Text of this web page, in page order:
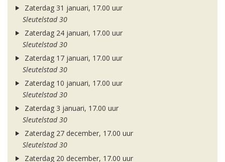
Zaterdag 31 januari, 17.00 uur
Sleutelstad 30
Zaterdag 24 januari, 17.00 uur
Sleutelstad 30
Zaterdag 17 januari, 17.00 uur
Sleutelstad 30
Zaterdag 10 januari, 17.00 uur
Sleutelstad 30
Zaterdag 3 januari, 17.00 uur
Sleutelstad 30
Zaterdag 27 december, 17.00 uur
Sleutelstad 30
Zaterdag 20 december, 17.00 uur